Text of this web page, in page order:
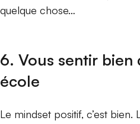
quelque chose…
6. Vous sentir
école
Le mindset positif, c’est bien.